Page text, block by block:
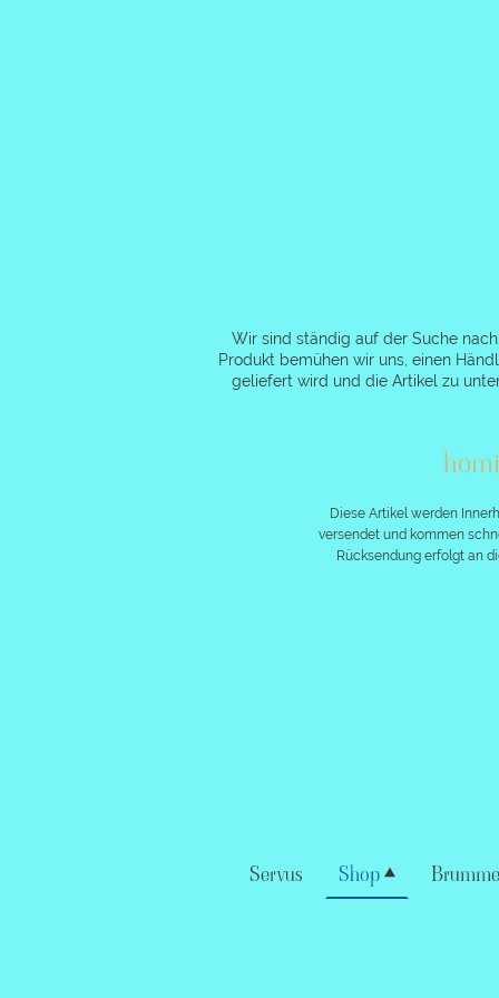
Wir sind ständig auf der Suche
Produkt bemühen wir uns, einen
geliefert wird und die Artikel zu
Diese Artikel werden
versendet und kommen
Rücksendung erfolgt an
Servus Shop